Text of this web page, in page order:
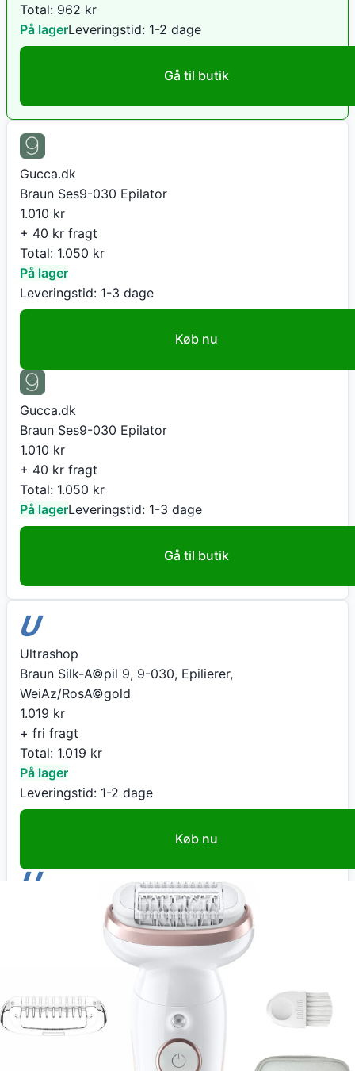
Total: 962 kr
På lagerLeveringstid: 1-2 dage
Gå til butik
Gucca.dk
Braun Ses9-030 Epilator
1.010 kr
+ 40 kr fragt
Total: 1.050 kr
På lager
Leveringstid: 1-3 dage
Køb nu
Gucca.dk
Braun Ses9-030 Epilator
1.010 kr
+ 40 kr fragt
Total: 1.050 kr
På lagerLeveringstid: 1-3 dage
Gå til butik
Ultrashop
Braun Silk-A©pil 9, 9-030, Epilierer,
WeiAz/RosA©gold
1.019 kr
+ fri fragt
Total: 1.019 kr
På lager
Leveringstid: 1-2 dage
Køb nu
Braun Silk-A©pil 9, 9-030, Epilierer,
WeiAz/RosA©gold
Total:1.019kr
På lagerLeveringstid: 1-2 dage